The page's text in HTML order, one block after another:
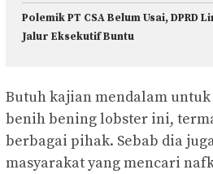
Polemik PT CSA Belum Usai, DPRD
Jalur Eksekutif Buntu
Butuh kajian mendalam
benih bening lobster ini,
berbagai pihak. Sebab dia
masyarakat yang mencari